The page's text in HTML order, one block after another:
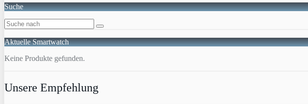
Suche
Aktuelle Smartwatch
Keine Produkte gefunden.
Unsere Empfehlung